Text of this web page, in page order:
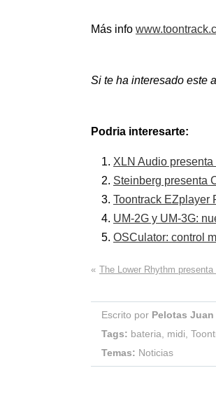
Más info
Si te ha interesado este
Podria interesarte:
XLN Audio
Steinberg presenta
Toontrack EZplayer
UM-2G y UM-3G:
OSCulator: control
« The Lower Rhythm
Escrito por Pelotas Juan
Tags: bateria, midi,
Temas: Noticias